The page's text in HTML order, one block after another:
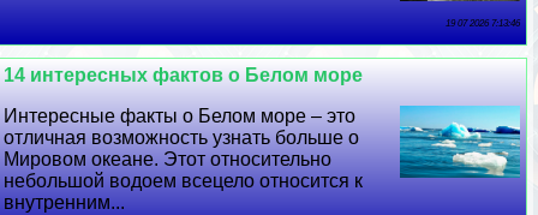
19 07 2026 7:13:46
14 интересных фактов о Белом море
Интересные факты о Белом море – это
отличная возможность узнать больше о
Мировом океане. Этот относительно
небольшой водоем всецело относится к
внутренним...